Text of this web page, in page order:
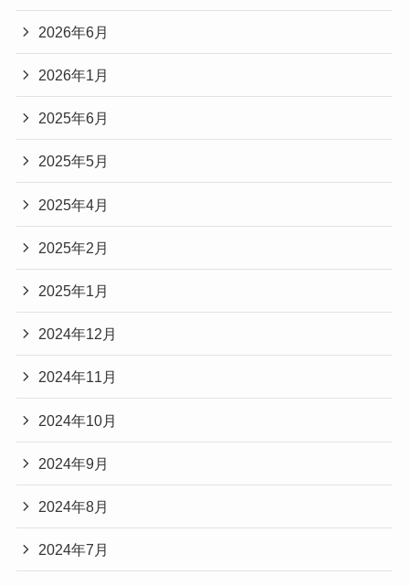
2026年6月
2026年1月
2025年6月
2025年5月
2025年4月
2025年2月
2025年1月
2024年12月
2024年11月
2024年10月
2024年9月
2024年8月
2024年7月